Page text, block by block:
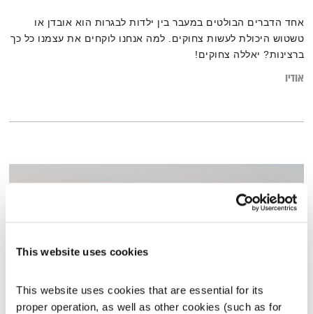
This website uses cookies
This website uses cookies that are essential for its
proper operation, as well as other cookies (such as for
אחד הדברים הבולטים במעבר בין ילדות לבגרות הוא אובדן או
טשטוש היכולת לעשות צחוקים. למה אנחנו לוקחים את עצמנו כל כך
ברצינות? יאללה צחוקים!
אודיו